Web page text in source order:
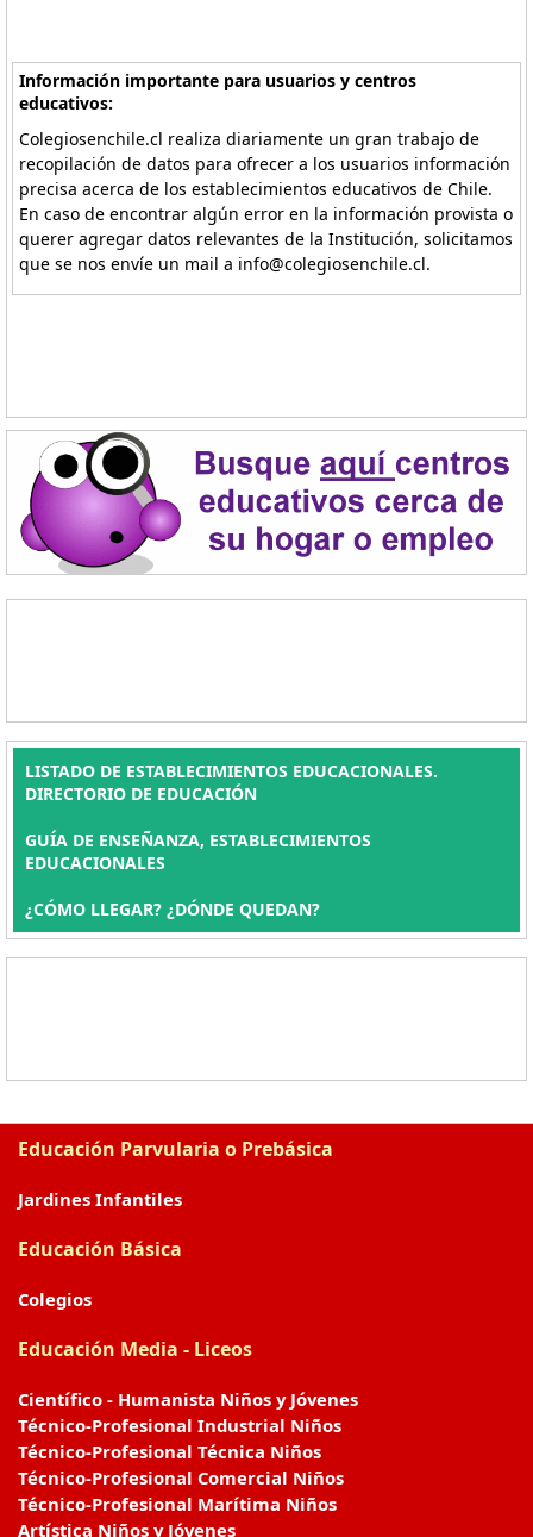
Información importante para usuarios y centros
educativos:
Colegiosenchile.cl realiza diariamente un gran trabajo de
recopilación de datos para ofrecer a los usuarios información
precisa acerca de los establecimientos educativos de Chile.
En caso de encontrar algún error en la información provista o
querer agregar datos relevantes de la Institución, solicitamos
que se nos envíe un mail a info@colegiosenchile.cl.
LISTADO DE ESTABLECIMIENTOS EDUCACIONALES.
DIRECTORIO DE EDUCACIÓN
GUÍA DE ENSEÑANZA, ESTABLECIMIENTOS
EDUCACIONALES
¿CÓMO LLEGAR? ¿DÓNDE QUEDAN?
Educación Parvularia o Prebásica
Jardines Infantiles
Educación Básica
Colegios
Educación Media - Liceos
Científico - Humanista Niños y Jóvenes
Técnico-Profesional Industrial Niños
Técnico-Profesional Técnica Niños
Técnico-Profesional Comercial Niños
Técnico-Profesional Marítima Niños
Artística Niños y Jóvenes